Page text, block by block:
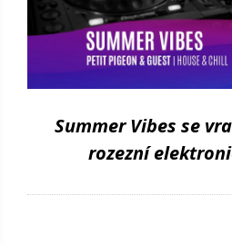
Summer Vibes se
rozezní